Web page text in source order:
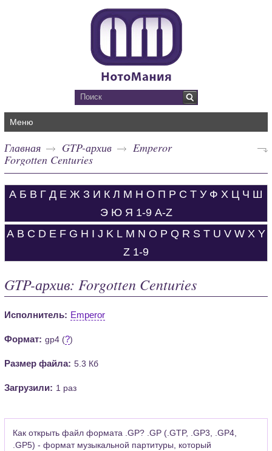
Меню
Главная GTP-архив
Emperor
Forgotten Centuries
А Б В Г Д Е Ж З И К Л М Н О П Р С Т У Ф Х Ц Ч Ш
Э Ю Я 1-9 A-Z
A B C D E F G H I J K L M N O P Q R S T U V W X Y
Z 1-9
GTP-архив: Forgotten Centuries
Исполнитель: Emperor
Формат: gp4 (?)
Размер файла: 5.3 Кб
Загрузили: 1 раз
Как открыть файл формата .GP? .GP (.GTP, .GP3, .GP4,
.GP5) - формат музыкальной партитуры, который